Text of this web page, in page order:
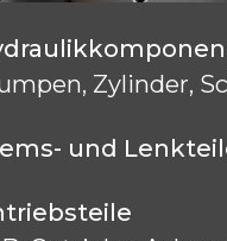
Zylinder,
und